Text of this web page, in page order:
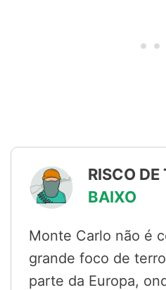
RISCO DE
BAIXO
Monte Carlo não é
grande foco de
parte da Europa,